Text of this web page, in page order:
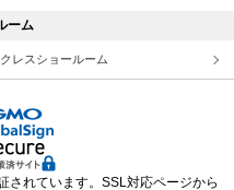
ーム
クレスショールーム
されています。SSL対応ページから